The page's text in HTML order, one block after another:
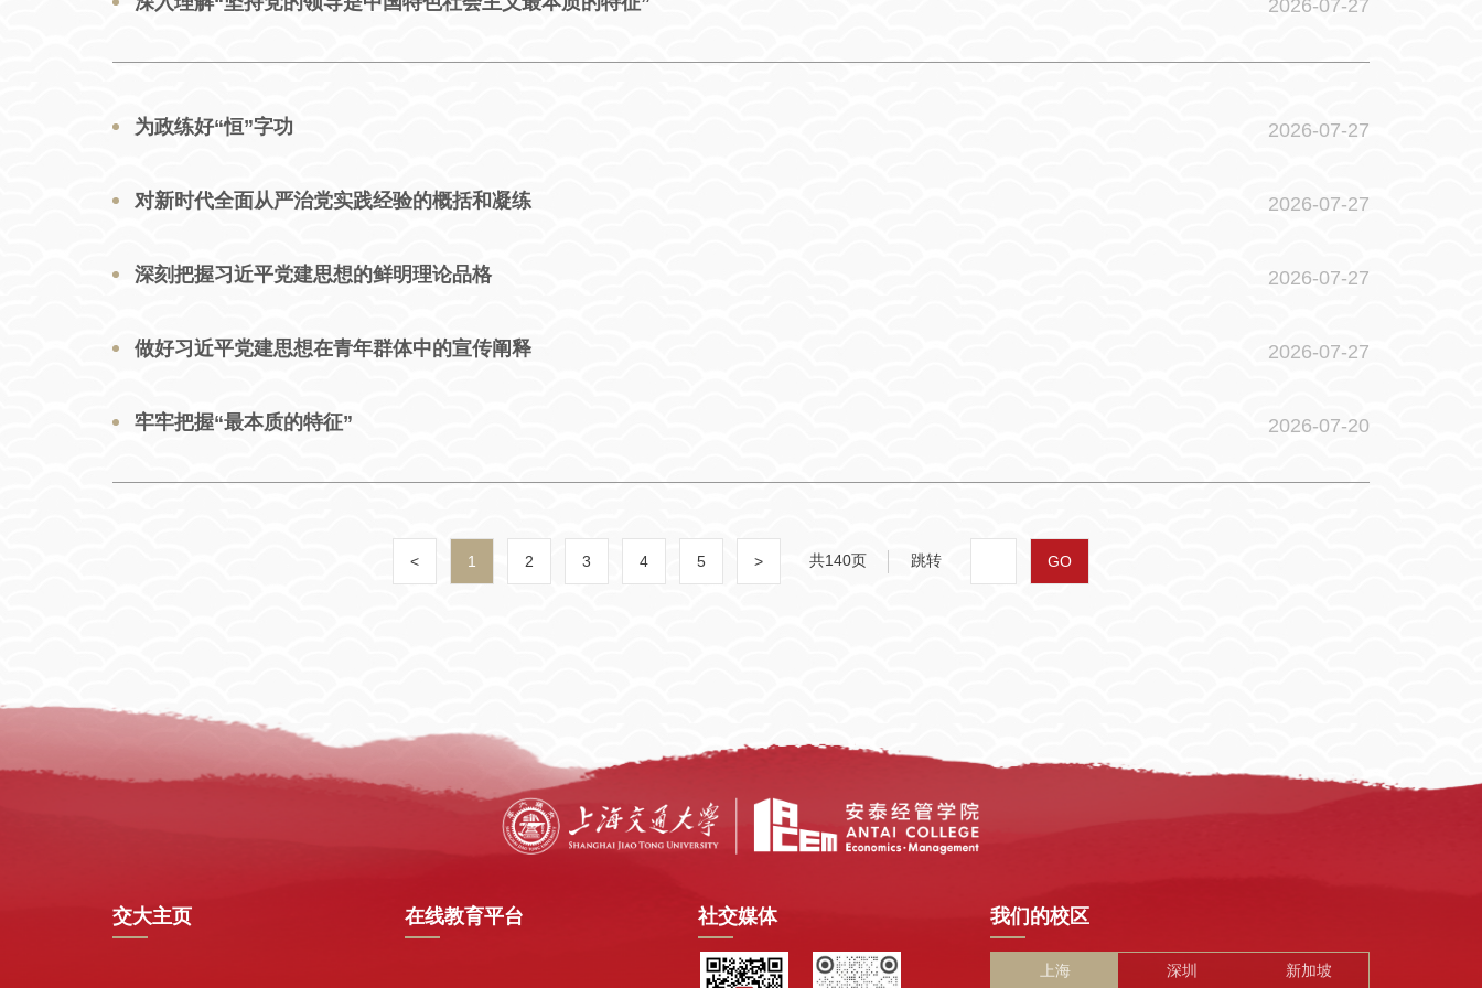
2026-07-27
为政练好“恒”字功 2026-07-27
对新时代全面从严治党实践经验的概括和凝练 2026-07-27
深刻把握习近平党建思想的鲜明理论品格 2026-07-27
做好习近平党建思想在青年群体中的宣传阐释 2026-07-27
牢牢把握“最本质的特征” 2026-07-20
< 1 2 3 4 5 > 共140页 跳转 GO
交大主页 在线教育平台 社交媒体 我们的校区
上海 深圳 新加坡